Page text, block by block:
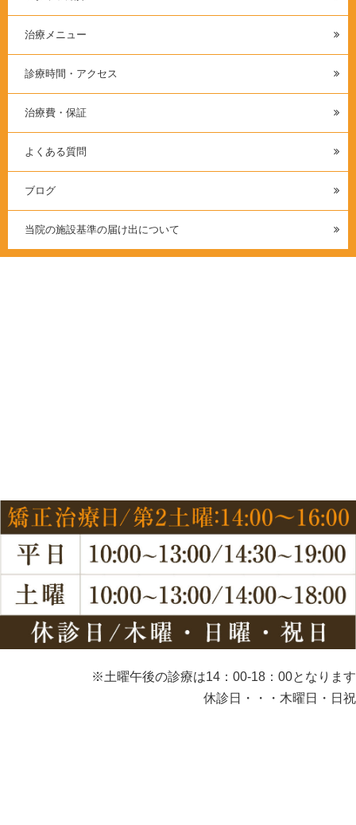
治療メニュー
診療時間・アクセス
治療費・保証
よくある質問
ブログ
当院の施設基準の届け出について
※土曜午後の診療は14：00-18：00となります
休診日・・・木曜日・日祝